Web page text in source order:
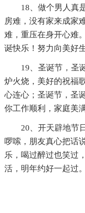
18、做个男人真
房难，没有家来成家
难，重压在身开心难
诞快乐！努力向美好
19、圣诞节，圣
炉火烧，美好的祝福
心连心；圣诞节，圣
你工作顺利，家庭美
20、开天辟地节
啰嗦，朋友真心把话
乐，喝过醉过也笑过
活，明年约好一起过